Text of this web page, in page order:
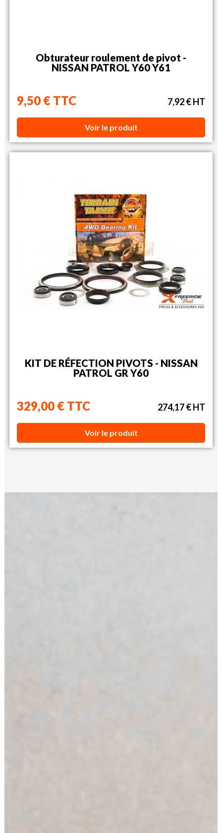
Obturateur roulement de pivot -
NISSAN PATROL Y60 Y61
9,50 € TTC 7,92 € HT
Voir le produit
KIT DE RÉFECTION PIVOTS - NISSAN
PATROL GR Y60
329,00 € TTC 274,17 € HT
Voir le produit